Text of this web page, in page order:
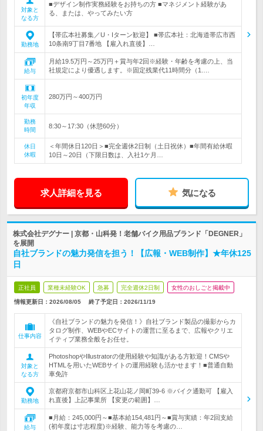
対象と
なる方
■デザイン制作実務経験をお持ちの方 ■マネジメント経験があ
る、または、やってみたい方
勤務地
【帯広本社募集／U・Iターン歓迎】 ■帯広本社：北海道帯広市西
10条南9丁目7番地 【雇入れ直後】…
給与
月給19.5万円～25万円＋賞与年2回※経験・年齢を考慮の上、当
社規定により優遇します。※固定残業代11時間分（1.…
初年度
年収
280万円～400万円
勤務
時間
8:30～17:30（休憩60分）
休日
休暇
＜年間休日120日＞■完全週休2日制（土日祝休）■年間有給休暇
10日～20日（下限日数は、入社1ケ月…
求人詳細を見る 気になる
株式会社デグナー | 京都・山科発！老舗バイク用品ブランド「DEGNER」
を展開
自社ブランドの魅力発信を担う！【広報・WEB制作】★年休125
日
正社員 業種未経験OK 急募 完全週休2日制 女性のおしごと掲載中
情報更新日：2026/08/05 終了予定日： 2026/11/19
仕事内容
《自社ブランドの魅力を発信！》自社ブランド製品の撮影からカ
タログ制作、WEBやECサイトの運営に至るまで、広報やクリエ
イティブ業務全般をお任せ。
対象と
なる方
PhotoshopやIllustratorの使用経験や知識がある方歓迎！CMSや
HTMLを用いたWEBサイトの運用経験も活かせます！■普通自動
車免許
勤務地
京都府京都市山科区上花山花ノ岡町39-6 ※バイク通勤可 【雇入
れ直後】上記事業所 【変更の範囲】…
給与
■月給：245,000円～■基本給154,481円～■賞与実績：年2回支給
(初年度は寸志程度)※経験、能力等を考慮の…